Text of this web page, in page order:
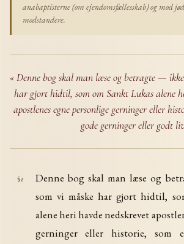
anabaptisterne (om ejendomsfællesskab) og mod
modstandere.
« Denne bog skal man læse og betragte —
har gjort hidtil, som om Sankt Lukas alene
apostlenes egne personlige gerninger eller
gode gerninger eller godt
§1
Denne bog skal man læse og betragte — ikke sådan,
som vi måske har gjort hidtil,
alene heri havde nedskrevet
gerninger eller historie, som